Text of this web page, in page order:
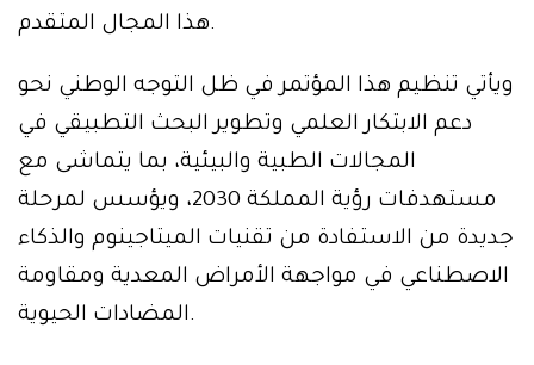
هذا المجال المتقدم.
ويأتي تنظيم هذا المؤتمر في ظل التوجه الوطني نحو
دعم الابتكار العلمي وتطوير البحث التطبيقي في
المجالات الطبية والبيئية، بما يتماشى مع
مستهدفات رؤية المملكة 2030، ويؤسس لمرحلة
جديدة من الاستفادة من تقنيات الميتاجينوم والذكاء
الاصطناعي في مواجهة الأمراض المعدية ومقاومة
المضادات الحيوية.